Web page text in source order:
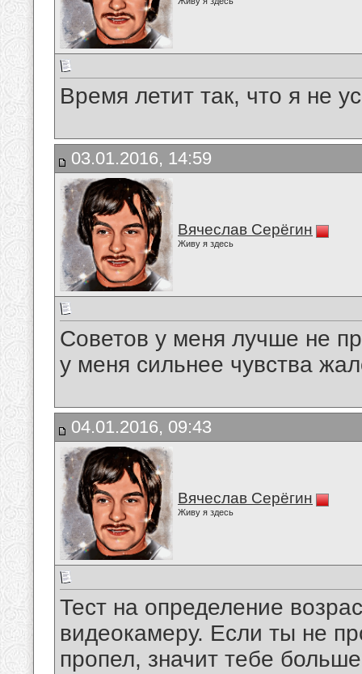
Время летит так, что я не
03.01.2016, 14:59
Вячеслав Серёгин
Живу я здесь
Советов у меня лучше не
у меня сильнее чувства
04.01.2016, 09:43
Вячеслав Серёгин
Живу я здесь
Тест на определение
видеокамеру. Если ты не
пропел, значит тебе